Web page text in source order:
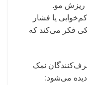
ریزش مو.
یا فشار
فکر می‌کند که
نمک
می‌شود: